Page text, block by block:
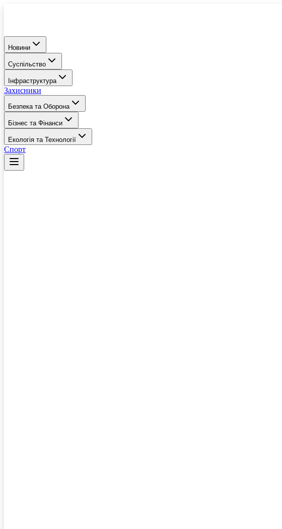
Новини
Суспільство
Інфраструктура
Захисники
Безпека та Оборона
Бізнес та Фінанси
Екологія та Технології
Спорт